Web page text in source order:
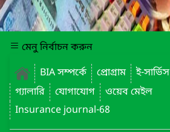
মেনু নির্বাচন করুন
BIA সম্পর্কে
প্রোগ্রাম ই-সার্ভিস
গ্যালারি
যোগাযোগ
ওয়েব মেইল
Insurance journal-68